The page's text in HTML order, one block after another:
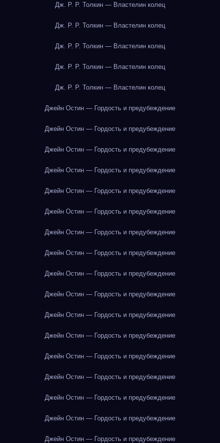
Дж. Р. Р. Толкин — Властелин колец
Дж. Р. Р. Толкин — Властелин колец
Дж. Р. Р. Толкин — Властелин колец
Дж. Р. Р. Толкин — Властелин колец
Дж. Р. Р. Толкин — Властелин колец
Джейн Остин — Гордость и предубеждение
Джейн Остин — Гордость и предубеждение
Джейн Остин — Гордость и предубеждение
Джейн Остин — Гордость и предубеждение
Джейн Остин — Гордость и предубеждение
Джейн Остин — Гордость и предубеждение
Джейн Остин — Гордость и предубеждение
Джейн Остин — Гордость и предубеждение
Джейн Остин — Гордость и предубеждение
Джейн Остин — Гордость и предубеждение
Джейн Остин — Гордость и предубеждение
Джейн Остин — Гордость и предубеждение
Джейн Остин — Гордость и предубеждение
Джейн Остин — Гордость и предубеждение
Джейн Остин — Гордость и предубеждение
Джейн Остин — Гордость и предубеждение
Джейн Остин — Гордость и предубеждение